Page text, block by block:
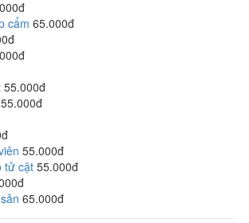
cẩm 65.000đ
55.000đ
55.000đ
55.000đ
tử cật 55.000đ
65.000đ